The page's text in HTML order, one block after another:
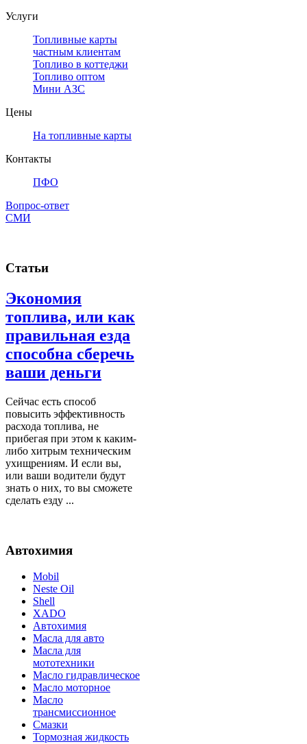
Услуги
Топливные карты
частным клиентам
Топливо в коттеджи
Топливо оптом
Мини АЗС
Цены
На топливные карты
Контакты
ПФО
Вопрос-ответ
СМИ
Статьи
Экономия
топлива, или как
правильная езда
способна сберечь
ваши деньги
Сейчас есть способ
повысить эффективность
расхода топлива, не
прибегая при этом к каким-
либо хитрым техническим
ухищрениям. И если вы,
или ваши водители будут
знать о них, то вы сможете
сделать езду ...
Автохимия
Mobil
Neste Oil
Shell
XADO
Автохимия
Масла для авто
Масла для
мототехники
Масло гидравлическое
Масло моторное
Масло
трансмиссионное
Смазки
Тормозная жидкость